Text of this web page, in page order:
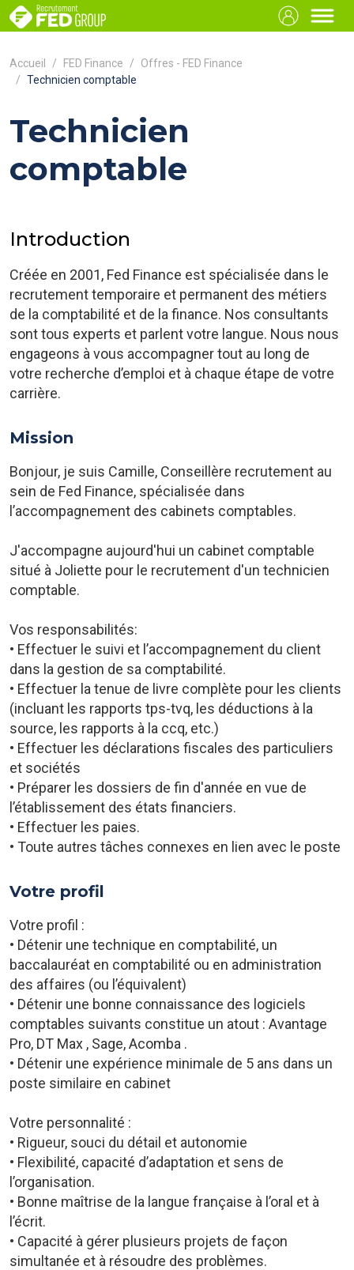
Accueil FED Finance
Offres - FED Finance
Technicien comptable
Technicien
comptable
Introduction
Créée en 2001, Fed Finance est spécialisée dans le
recrutement temporaire et permanent des métiers
de la comptabilité et de la finance. Nos consultants
sont tous experts et parlent votre langue. Nous nous
engageons à vous accompagner tout au long de
votre recherche d’emploi et à chaque étape de votre
carrière.
Mission
Bonjour, je suis Camille, Conseillère recrutement au
sein de Fed Finance, spécialisée dans
l’accompagnement des cabinets comptables.
J'accompagne aujourd'hui un cabinet comptable
situé à Joliette pour le recrutement d'un technicien
comptable.
Vos responsabilités:
• Effectuer le suivi et l’accompagnement du client
dans la gestion de sa comptabilité.
• Effectuer la tenue de livre complète pour les clients
(incluant les rapports tps-tvq, les déductions à la
source, les rapports à la ccq, etc.)
• Effectuer les déclarations fiscales des particuliers
et sociétés
• Préparer les dossiers de fin d'année en vue de
l’établissement des états financiers.
• Effectuer les paies.
• Toute autres tâches connexes en lien avec le poste
Votre profil
Votre profil :
• Détenir une technique en comptabilité, un
baccalauréat en comptabilité ou en administration
des affaires (ou l’équivalent)
• Détenir une bonne connaissance des logiciels
comptables suivants constitue un atout : Avantage
Pro, DT Max , Sage, Acomba .
• Détenir une expérience minimale de 5 ans dans un
poste similaire en cabinet
Votre personnalité :
• Rigueur, souci du détail et autonomie
• Flexibilité, capacité d’adaptation et sens de
l’organisation.
• Bonne maîtrise de la langue française à l’oral et à
l’écrit.
• Capacité à gérer plusieurs projets de façon
simultanée et à résoudre des problèmes.